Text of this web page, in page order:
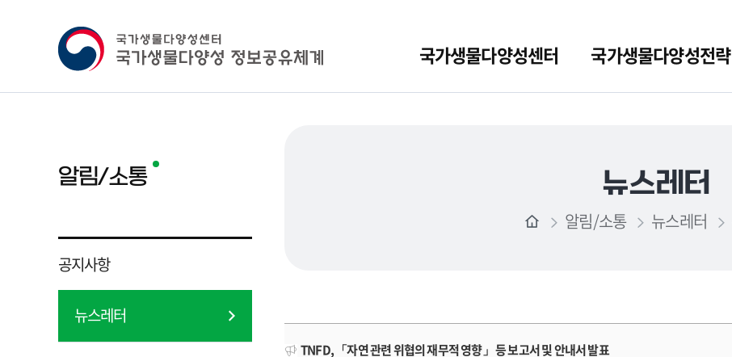
국가생물다양성센터 국가생물다양성전략
알림/소통
공지사항
뉴스레터
뉴스레터
알림/소통 뉴스레터
TNFD, 「자연 관련 위협의 재무적 영향」 등 보고서 및 안내서 발표